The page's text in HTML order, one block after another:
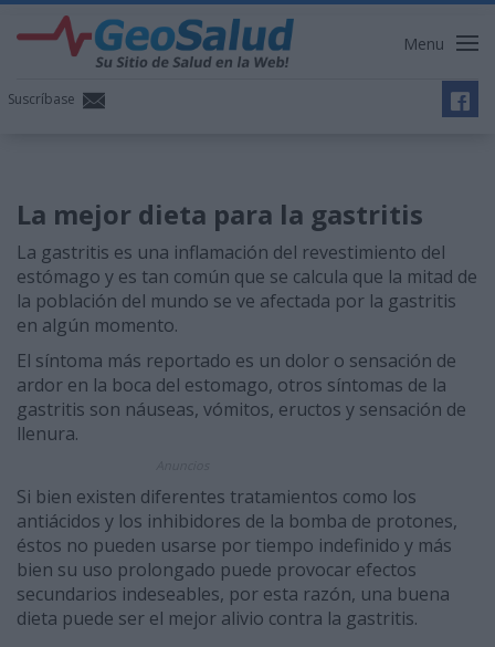
Menu
Suscríbase
La mejor dieta para la gastritis
La gastritis es una inflamación del revestimiento del
estómago y es tan común que se calcula que la mitad de
la población del mundo se ve afectada por la gastritis
en algún momento.
El síntoma más reportado es un dolor o sensación de
ardor en la boca del estomago, otros síntomas de la
gastritis son náuseas, vómitos, eructos y sensación de
llenura.
Si bien existen diferentes tratamientos como los
antiácidos y los inhibidores de la bomba de protones,
éstos no pueden usarse por tiempo indefinido y más
bien su uso prolongado puede provocar efectos
secundarios indeseables, por esta razón, una buena
dieta puede ser el mejor alivio contra la gastritis.